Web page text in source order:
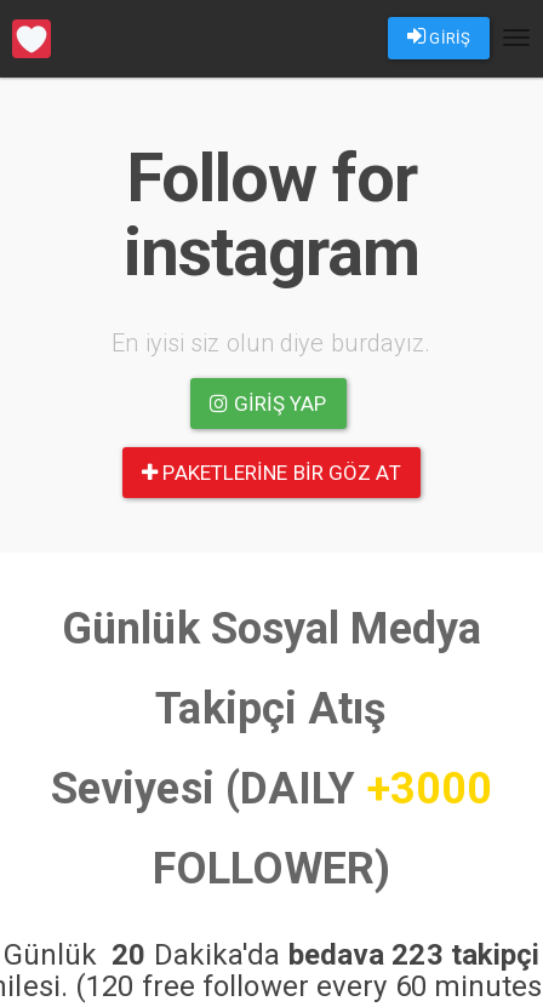
GİRİŞ
Follow for
instagram
En iyisi siz olun diye burdayız.
GIRIŞ YAP
PAKETLERINE BIR GÖZ AT
Günlük Sosyal Medya
Takipçi Atış
Seviyesi (DAILY +3000
FOLLOWER)
Günlük 20 Dakika'da bedava 223 takipçi
(120 free follower every 60